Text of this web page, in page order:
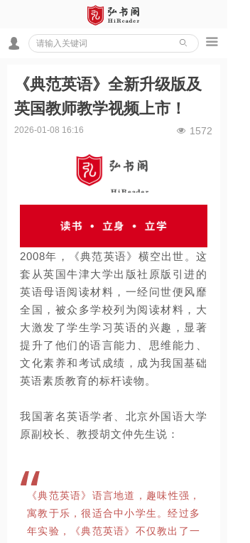
ꄙ 끀
넙
《典范英语》全新升级版及
英国教师教学视频上市！
2008年，《典范英语》横空出世。这
套从英国牛津大学出版社原版引进的
英语母语阅读材料， 一经问世便风靡
全国，被众多学校列为阅读材料，大
大激发了学生学习英语的兴趣，显著
提升了他们的语言能力、思维能力、
文化素养和考试成绩，成为我国基础
英语素质教育的标杆读物 。
我国著名英语学者、 北京外国语大学
原副校长、教授胡文仲先生说：
“
《典范英语》 语言地道，趣味性强，
寓教于乐，很适合中小学生。经过多
年实验，《典范英语》不仅教出了一
2026-01-08 16:16 넶 1572